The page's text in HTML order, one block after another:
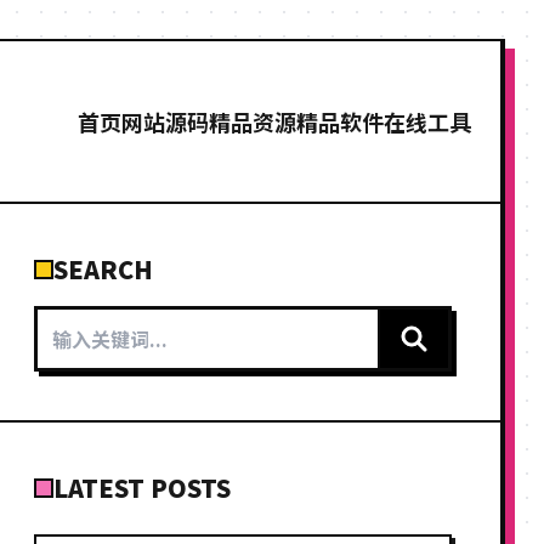
首页网站源码精品资源精品软件在线工具
SEARCH
LATEST POSTS